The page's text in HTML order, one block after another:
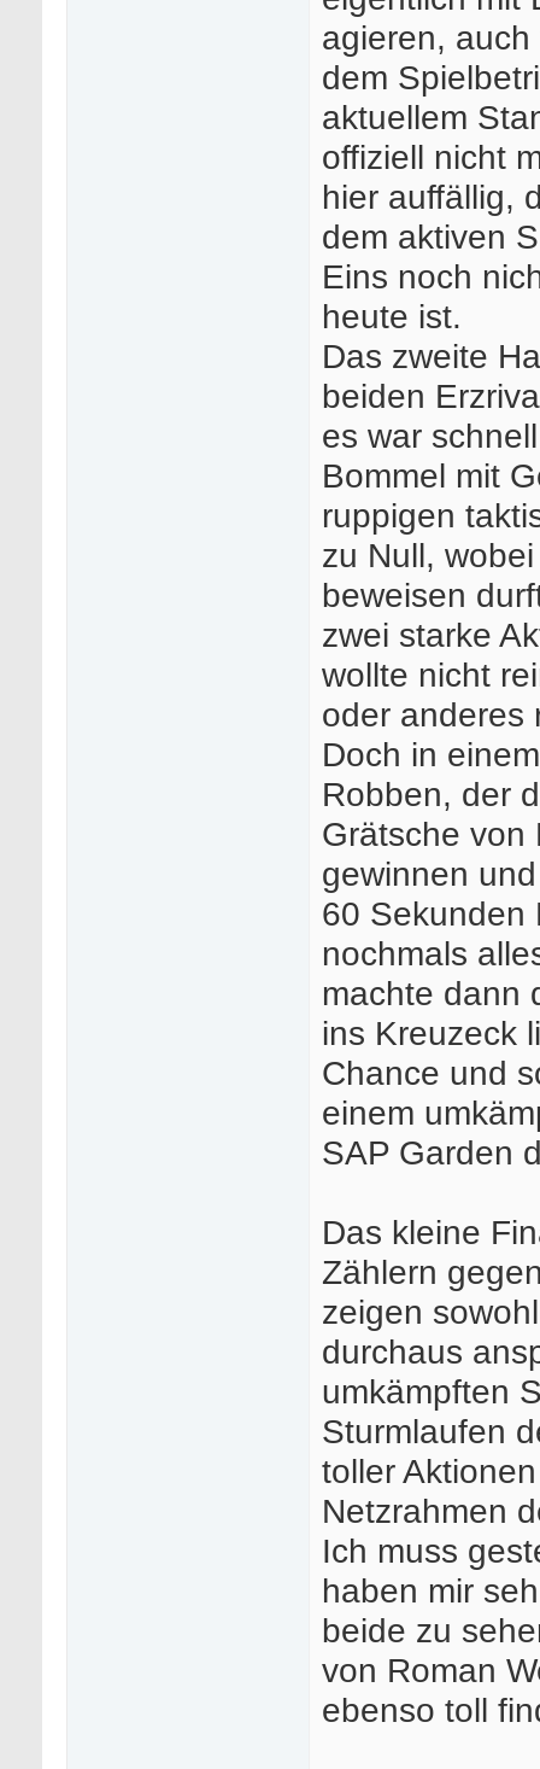
agieren,
dem
aktuellem
offiziell nicht
hier auffällig,
dem aktiven
Eins noch
heute ist.
Das zweite
beiden
es war
Bommel mit
ruppigen
zu Null,
beweisen
zwei starke
wollte nicht
oder anderes
Doch in
Robben, der
Grätsche von
gewinnen
60 Sekunden
nochmals
machte dann
ins Kreuzeck
Chance und
einem
SAP Garden
Das kleine
Zählern
zeigen
durchaus
umkämpften
Sturmlaufen
toller
Netzrahmen
Ich muss
haben mir
beide zu
von Roman
ebenso toll